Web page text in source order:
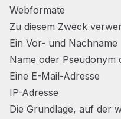
Webformate
Zu diesem Zweck
Ein Vor- und Nachname
Name oder Pseudonym
Eine E-Mail-Adresse
IP-Adresse
Die Grundlage, auf der